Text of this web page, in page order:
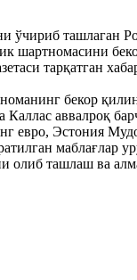
ўчириб ташлаган
шартномасини
тарқатган
бекор
аввалроқ
евро, Эстония
маблағлар
олиб ташлаш ва